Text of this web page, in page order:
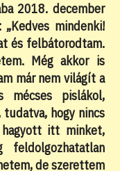
2018. december
mindenki!
és felbátorodtam.
Még akkor is
már nem világít a
mécses pislákol,
tudatva, hogy nincs
itt minket,
de szerettem